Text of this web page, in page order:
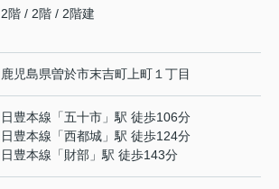
2階 / 2階 / 2階建
鹿児島県曽於市末吉町上町 １丁目
日豊本線 「五十市 」駅 徒歩106分
日豊本線 「西都城 」駅 徒歩124分
日豊本線 「財部 」駅 徒歩143分